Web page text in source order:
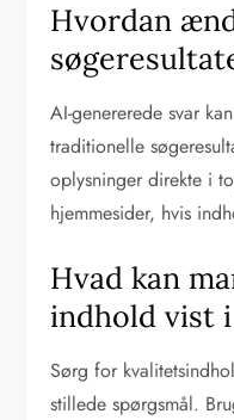
Hvordan
AI-genererede svar
traditionelle
oplysninger direkte i
hjemmesider, hvis
Hvad kan
indhold vist
Sørg for
stillede spørgsmål.